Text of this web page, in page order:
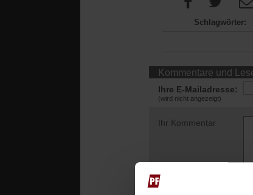
Schlagwörter:
Kommentare und
Ihre E-Mailadresse:
(wird nicht angezeigt)
Ihr Kommentar